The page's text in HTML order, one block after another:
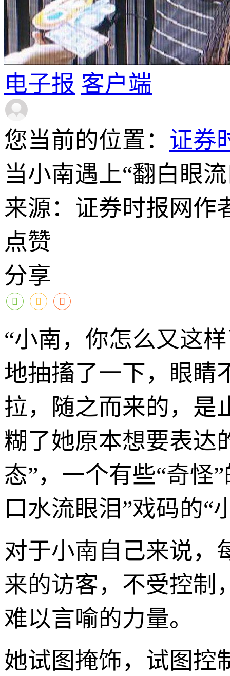
电子报 客户端
您当前的位置： 证券
当小南遇上“翻白眼
来源：证券时报网作
点赞
分享
“小南，你怎么又这
地抽搐了一下，眼睛
拉，随之而来的，是
糊了她原本想要表达
态”，一个有些“奇怪
口水流眼泪”戏码的“
对于小南自己来说，
来的访客，不受控制
难以言喻的力量。
她试图掩饰，试图控